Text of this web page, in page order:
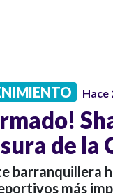
Hace
de la
barranquillera
más